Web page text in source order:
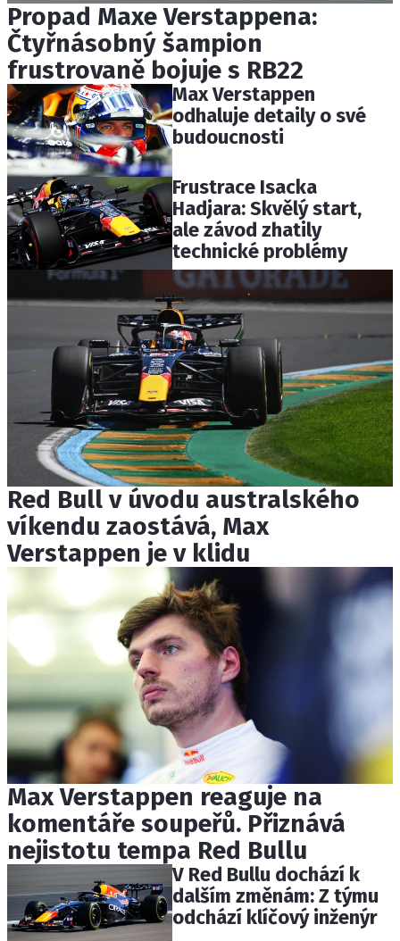
Propad Maxe Verstappena:
Čtyřnásobný šampion
frustrovaně bojuje s RB22
Max Verstappen
odhaluje detaily o své
budoucnosti
Frustrace Isacka
Hadjara: Skvělý start,
ale závod zhatily
technické problémy
Red Bull v úvodu australského
víkendu zaostává, Max
Verstappen je v klidu
Max Verstappen reaguje na
komentáře soupeřů. Přiznává
nejistotu tempa Red Bullu
V Red Bullu dochází k
dalším změnám: Z týmu
odchází klíčový inženýr